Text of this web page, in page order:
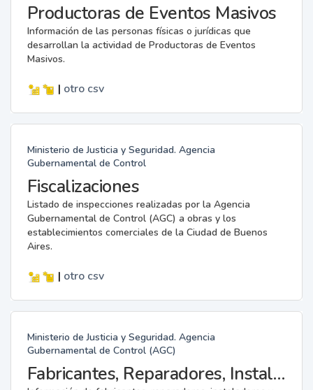
Productoras de Eventos Masivos
Información de las personas físicas o jurídicas que
desarrollan la actividad de Productoras de Eventos
Masivos.
| otro csv
Ministerio de Justicia y Seguridad. Agencia
Gubernamental de Control
Fiscalizaciones
Listado de inspecciones realizadas por la Agencia
Gubernamental de Control (AGC) a obras y los
establecimientos comerciales de la Ciudad de Buenos
Aires.
| otro csv
Ministerio de Justicia y Seguridad. Agencia
Gubernamental de Control (AGC)
Fabricantes, Reparadores, Instaladores y Mantenedores de Instalaciones Fijas contra Incendios.